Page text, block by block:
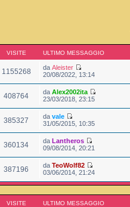
VISITE ULTIMO MESSAGGIO
1155268 daAleister
20/08/2022, 13:14
408764 daAlex2002ita
23/03/2018, 23:15
385327 davale
31/05/2015, 10:35
360134 daLantheros
09/08/2014, 20:21
387196 daTeoWolf82
03/06/2014, 21:24
VISITE ULTIMO MESSAGGIO